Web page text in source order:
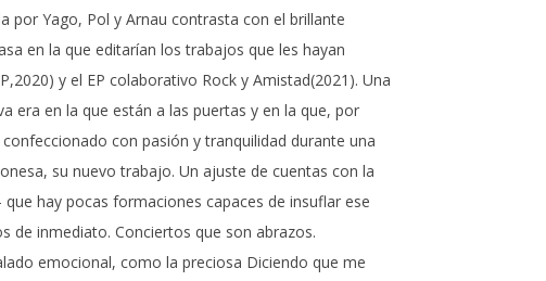
por Yago, Pol y Arnau contrasta con el brillante
en la que editarían los trabajos que les hayan
y el EP colaborativo Rock y Amistad(2021). Una
era en la que están a las puertas y en la que, por
con pasión y tranquilidad durante una
su nuevo trabajo. Un ajuste de cuentas con la
hay pocas formaciones capaces de insuflar ese
de inmediato. Conciertos que son abrazos.
emocional, como la preciosa Diciendo que me